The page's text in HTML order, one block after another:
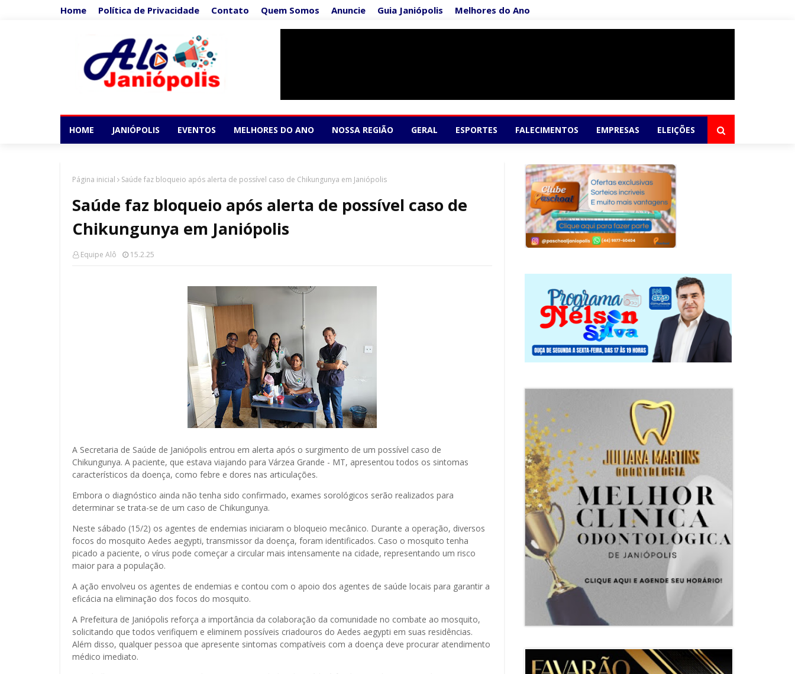
Home Política de Privacidade Contato Quem Somos Anuncie Guia Janiópolis Melhores do Ano
HOME JANIÓPOLIS EVENTOS MELHORES DO ANO NOSSA REGIÃO GERAL ESPORTES FALECIMENTOS EMPRESAS ELEIÇÕES
Página inicial Saúde faz bloqueio após alerta de possível caso de Chikungunya em Janiópolis
Saúde faz bloqueio após alerta de possível caso de
Chikungunya em Janiópolis
Equipe Alô 15.2.25
A Secretaria de Saúde de Janiópolis entrou em alerta após o surgimento de um possível caso de
Chikungunya. A paciente, que estava viajando para Várzea Grande - MT, apresentou todos os sintomas
característicos da doença, como febre e dores nas articulações.
Embora o diagnóstico ainda não tenha sido confirmado, exames sorológicos serão realizados para
determinar se trata-se de um caso de Chikungunya.
Neste sábado (15/2) os agentes de endemias iniciaram o bloqueio mecânico. Durante a operação, diversos
focos do mosquito Aedes aegypti, transmissor da doença, foram identificados. Caso o mosquito tenha
picado a paciente, o vírus pode começar a circular mais intensamente na cidade, representando um risco
maior para a população.
A ação envolveu os agentes de endemias e contou com o apoio dos agentes de saúde locais para garantir a
eficácia na eliminação dos focos do mosquito.
A Prefeitura de Janiópolis reforça a importância da colaboração da comunidade no combate ao mosquito,
solicitando que todos verifiquem e eliminem possíveis criadouros do Aedes aegypti em suas residências.
Além disso, qualquer pessoa que apresente sintomas compatíveis com a doença deve procurar atendimento
médico imediato.